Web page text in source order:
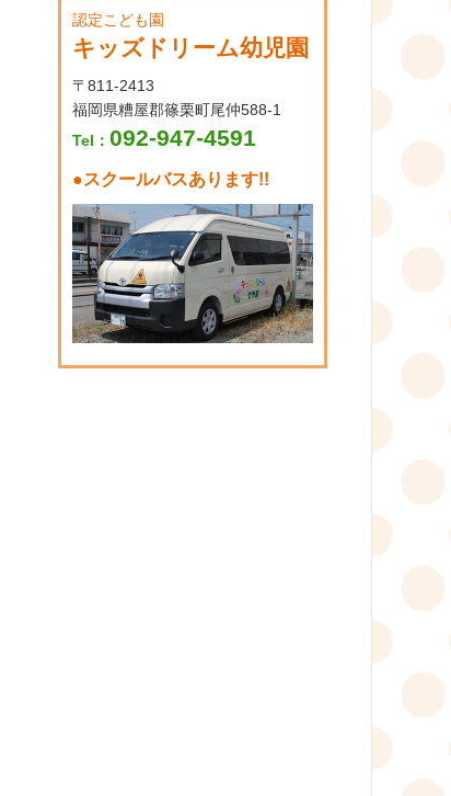
認定こども園
キッズドリーム幼児園
〒811-2413
福岡県糟屋郡篠栗町尾仲588-1
Tel：092-947-4591
●スクールバスあります!!